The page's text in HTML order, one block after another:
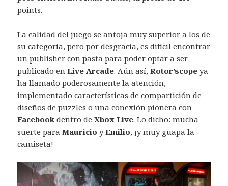
points.
La calidad del juego se antoja muy superior a los de
su categoría, pero por desgracia, es difícil encontrar
un publisher con pasta para poder optar a ser
publicado enLive Arcade. Aún así,Rotor’scope ya
ha llamado poderosamente la atención,
implementado características de compartición de
diseños de puzzles o una conexión pionera con
Facebook dentro deXbox Live. Lo dicho: mucha
suerte paraMauricio yEmilio, ¡y muy guapa la
camiseta!